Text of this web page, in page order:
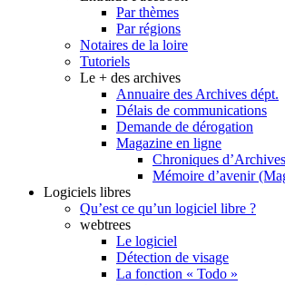
Par thèmes
Par régions
Notaires de la loire
Tutoriels
Le + des archives
Annuaire des Archives dépt.
Délais de communications
Demande de dérogation
Magazine en ligne
Chroniques
Mémoire d’avenir
Logiciels libres
Qu’est ce qu’un logiciel libre ?
webtrees
Le logiciel
Détection de visage
La fonction « Todo »